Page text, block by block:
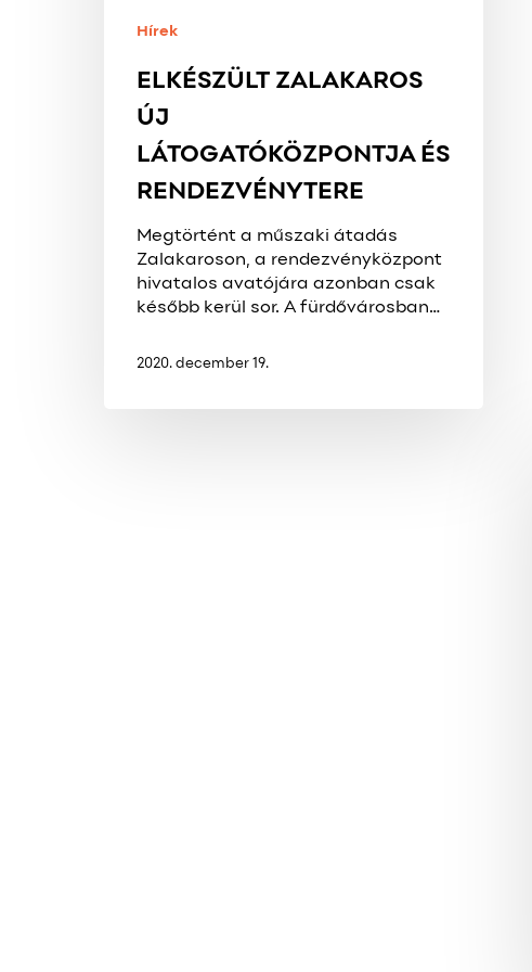
Hírek
ELKÉSZÜLT ZALAKAROS
ÚJ
LÁTOGATÓKÖZPONTJA ÉS
RENDEZVÉNYTERE
Megtörtént a műszaki átadás
Zalakaroson, a rendezvényközpont
hivatalos avatójára azonban csak
később kerül sor. A fürdővárosban…
2020. december 19.